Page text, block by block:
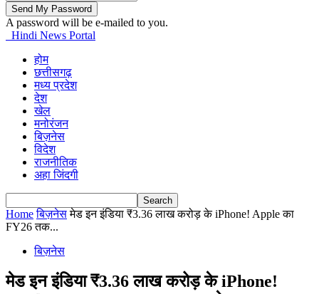
A password will be e-mailed to you.
Hindi News Portal
होम
छत्तीसगढ़
मध्य प्रदेश
देश
खेल
मनोरंजन
बिज़नेस
विदेश
राजनीतिक
अहा जिंदगी
Home बिज़नेस मेड इन इंडिया ₹3.36 लाख करोड़ के iPhone! Apple का
FY26 तक...
बिज़नेस
मेड इन इंडिया ₹3.36 लाख करोड़ के iPhone!